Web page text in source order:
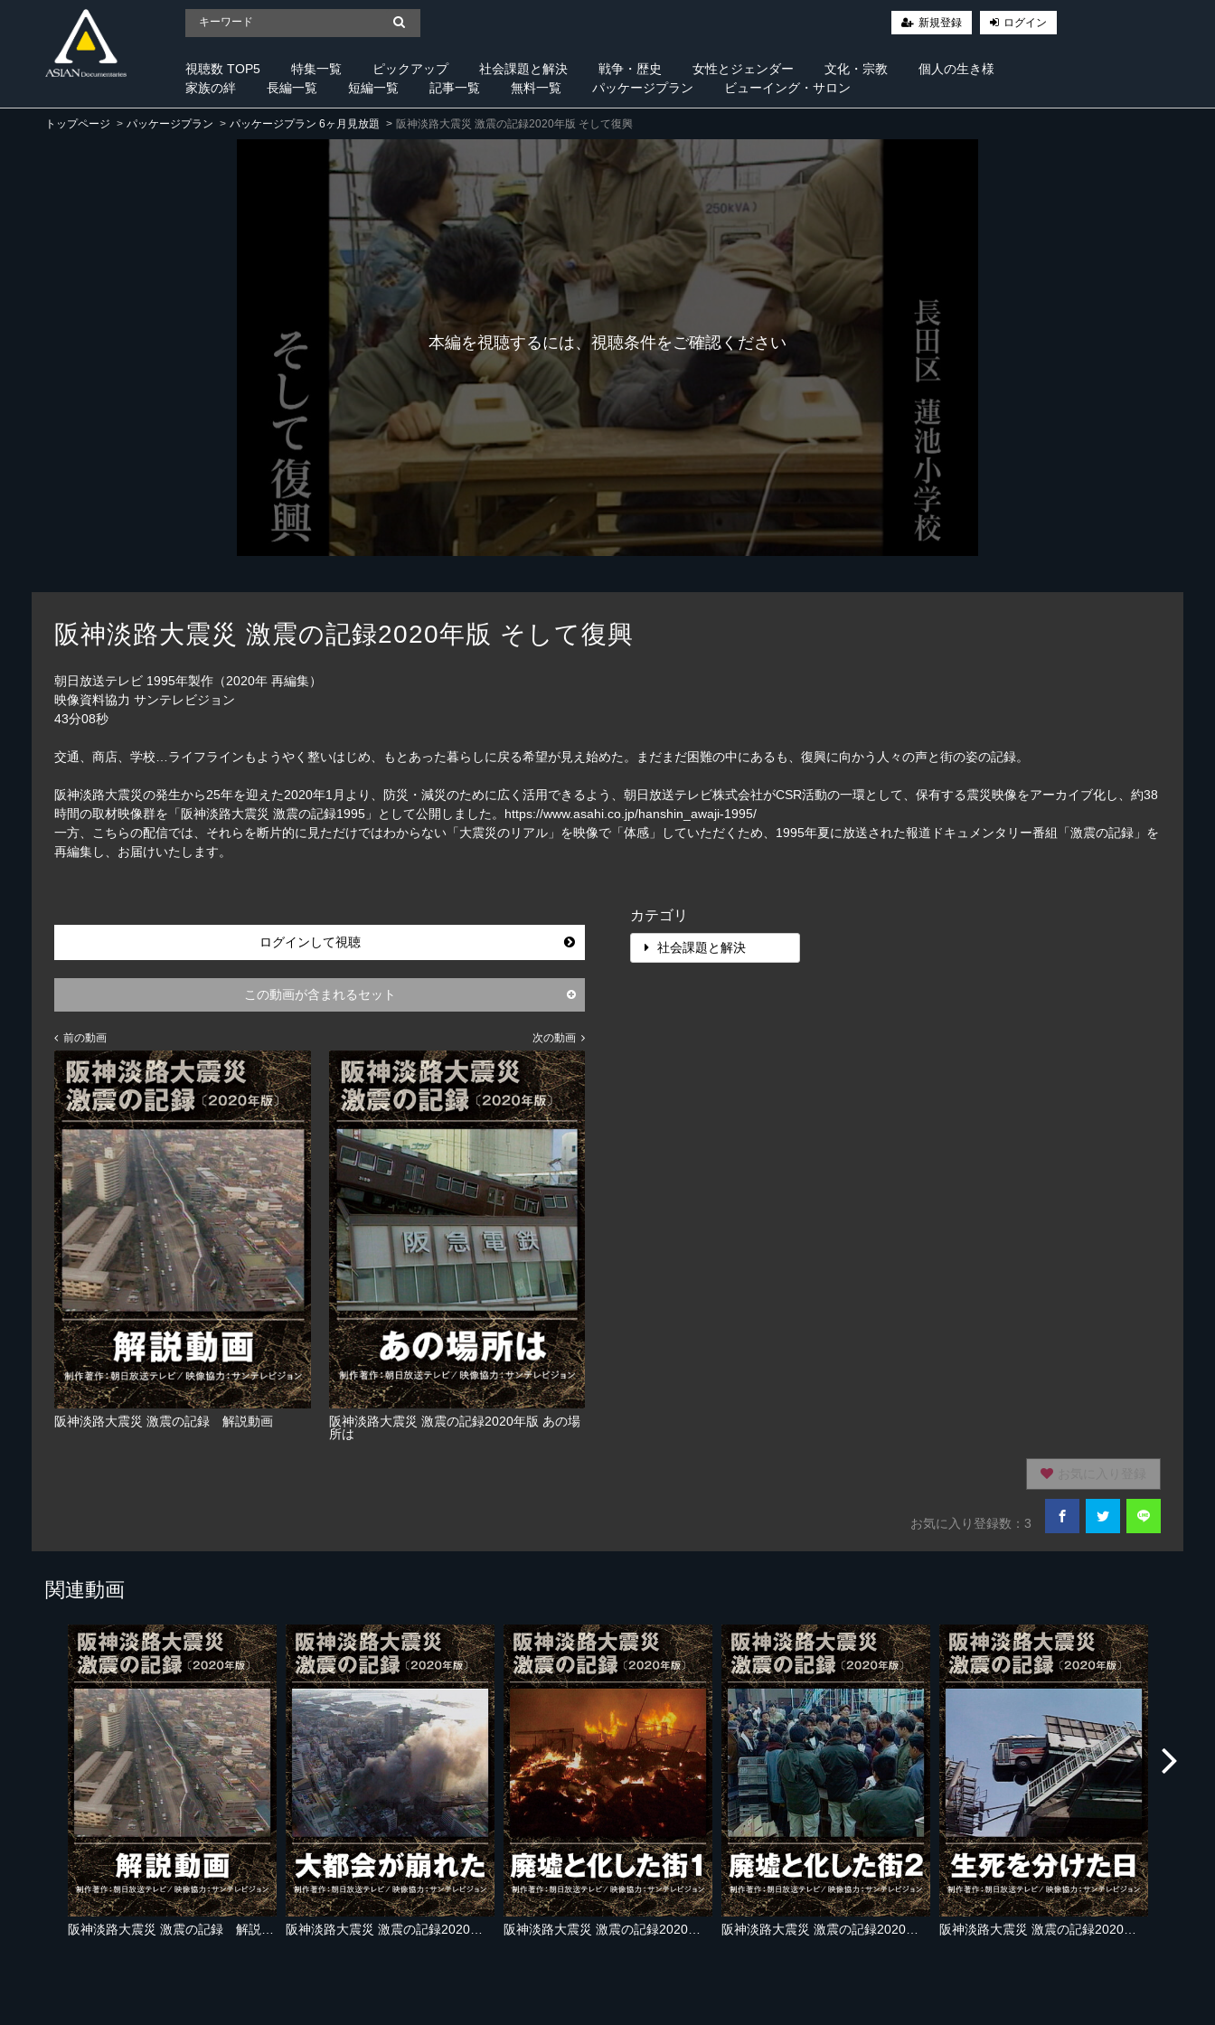
新規登録 ログイン
視聴数 TOP5 特集一覧 ピックアップ 社会課題と解決 戦争・歴史 女性とジェンダー 文化・宗教
個人の生き様
家族の絆
長編一覧 短編一覧 記事一覧 無料一覧 パッケージプラン ビューイング・サロン
トップページ パッケージプラン パッケージプラン 6ヶ月見放題 阪神淡路大震災 激震の記録2020年版 そして復興
本編を視聴するには、視聴条件をご確認ください
阪神淡路大震災 激震の記録2020年版 そして復興
朝日放送テレビ 1995年製作（2020年 再編集）
映像資料協力 サンテレビジョン
43分08秒
交通、商店、学校…ライフラインもようやく整いはじめ、もとあった暮らしに戻る希望が見え始めた。まだまだ困難の中にあるも、復興に向かう人々の声と街の姿の記録。
阪神淡路大震災の発生から25年を迎えた2020年1月より、防災・減災のために広く活用できるよう、朝日放送テレビ株式会社がCSR活動の一環として、保有する震災映像をアーカイブ化し、約38
時間の取材映像群を「阪神淡路大震災 激震の記録1995」として公開しました。 https://www.asahi.co.jp/hanshin_awaji-1995/
一方、こちらの配信では、それらを断片的に見ただけではわからない「大震災のリアル」を映像で「体感」していただくため、1995年夏に放送された報道ドキュメンタリー番組「激震の記録」を
再編集し、お届けいたします。
ログインして視聴
この動画が含まれるセット
前の動画
阪神淡路大震災 激震の記録 解説動画
次の動画
阪神淡路大震災 激震の記録2020年版 あの場
所は
カテゴリ
社会課題と解決
お気に入り登録数：3
関連動画
阪神淡路大震災 激震の記録 解説動画 阪神淡路大震災 激震の記録2020年版 大都会が崩れた 阪神淡路大震災 激震の記録2020年版 廃墟と化した街１ 阪神淡路大震災 激震の記録2020年版 廃墟と化した街２ 阪神淡路大震災 激震の記録2020年版 生死を分けた日